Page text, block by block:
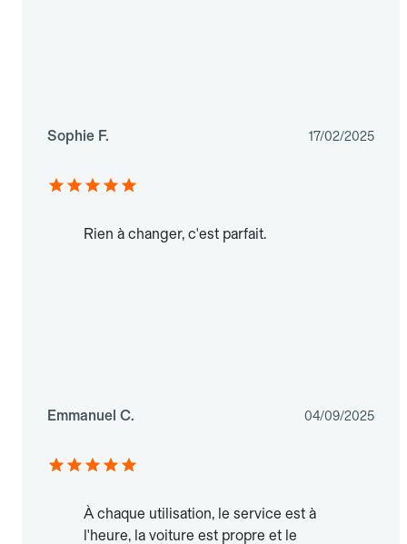
Sophie F. 17/02/2025
Rien à changer, c'est parfait.
Emmanuel C. 04/09/2025
À chaque utilisation, le service est à
l'heure, la voiture est propre et le